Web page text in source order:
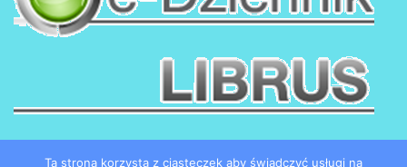
Ta strona korzysta z ciasteczek aby świadczyć usługi na